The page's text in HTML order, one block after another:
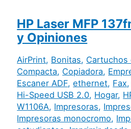
HP Laser MFP
y Opiniones
AirPrint, Bonitas, Cartuchos
Compacta, Copiadora,
Escaner ADF,ethernet, Fax,
Hi-Speed USB 2.0, Hogar,
W1106A, Impresoras,
Impresoras monocromo,